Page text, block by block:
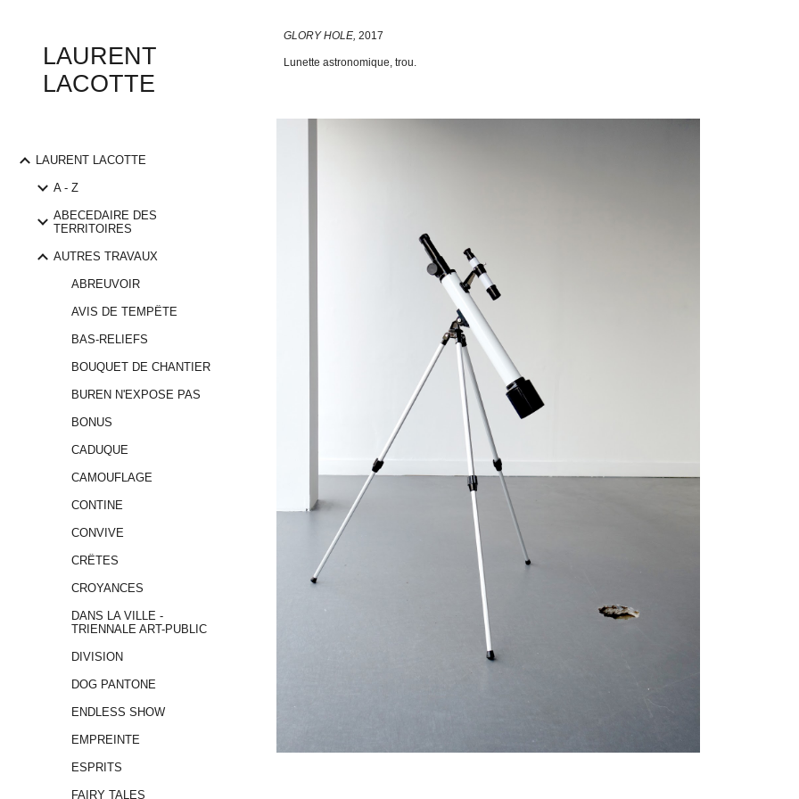
LAURENT
LACOTTE
LAURENT LACOTTE
A - Z
ABECEDAIRE DES
TERRITOIRES
AUTRES TRAVAUX
ABREUVOIR
AVIS DE TEMPÊTE
BAS-RELIEFS
BOUQUET DE CHANTIER
BUREN N'EXPOSE PAS
BONUS
CADUQUE
CAMOUFLAGE
CONTINE
CONVIVE
CRÊTES
CROYANCES
DANS LA VILLE -
TRIENNALE ART-PUBLIC
DIVISION
DOG PANTONE
ENDLESS SHOW
EMPREINTE
ESPRITS
FAIRY TALES
GLORY HOLE, 2017
Lunette astronomique, trou.